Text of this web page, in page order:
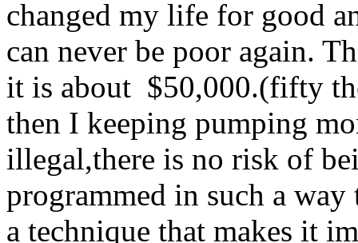
changed my life for good
can never be poor again.
it is about $50,000.(fifty
then I keeping pumping
illegal,there is no risk of
programmed in such a
a technique that makes it